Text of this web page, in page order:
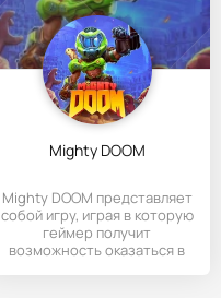
Mighty DOOM
Mighty DOOM представляет
собой игру, играя в которую
геймер получит
возможность оказаться в